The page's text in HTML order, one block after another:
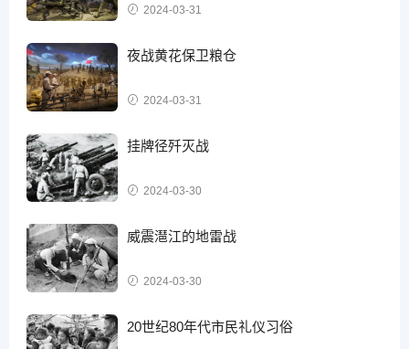
2024-03-31
夜战黄花保卫粮仓
2024-03-31
挂牌径歼灭战
2024-03-30
威震潖江的地雷战
2024-03-30
20世纪80年代市民礼仪习俗